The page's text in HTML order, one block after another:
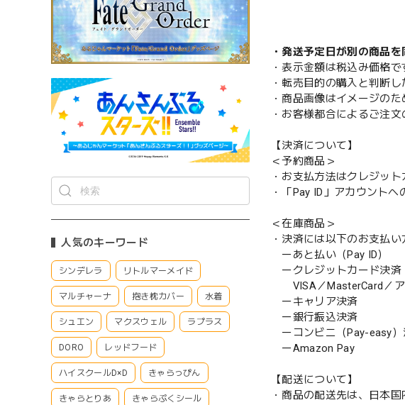
人気のキーワード
シンデレラ リトルマーメイド
マルチャーナ 抱き枕カバー 水着
シュエン マクスウェル ラプラス
DORO レッドフード
ハイスクールD×D きゃらっぴん
きゃらとりあ きゃらぷくシール
・発送予定日が別の商品
・表示金額は税込み価格で
・転売目的の購入と判断
・商品画像はイメージの
・お客様都合によるご注
【決済について】
＜予約商品＞
・お支払方法はクレジッ
・「Pay ID」アカウントへ
＜在庫商品＞
・決済には以下のお支払
ーあと払い（Pay ID）
ークレジットカード決済
VISA／MasterCard／ア
ーキャリア決済
ー銀行振込決済
ーコンビニ（Pay-easy）
ーAmazon Pay
【配送について】
・商品の配送先は、日本